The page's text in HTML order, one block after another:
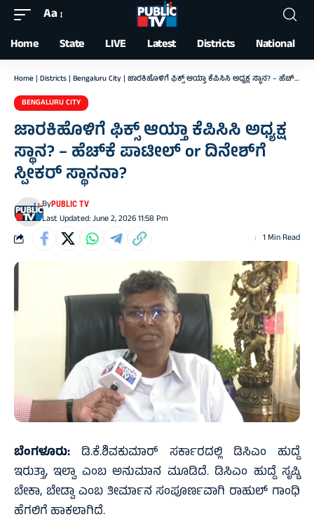
Font
Resizer
Aa
Home State LIVE Latest Districts National
Home | Districts | Bengaluru City | ಜಾರಕಿಹೊಳಿಗೆ ಫಿಕ್ಸ್ ಆಯ್ತಾ ಕೆಪಿಸಿಸಿ ಅಧ್ಯಕ್ಷ ಸ್ಥಾನ? – ಹೆಚ್‌ಕೆ ಪಾಟೀಲ್ or ದಿನೇಶ್‌ಗೆ ಸ್ಪೀಕರ್ ಸ್ಥಾನನಾ?
BENGALURU CITY
ಜಾರಕಿಹೊಳಿಗೆ ಫಿಕ್ಸ್ ಆಯ್ತಾ ಕೆಪಿಸಿಸಿ ಅಧ್ಯಕ್ಷ
ಸ್ಥಾನ? – ಹೆಚ್‌ಕೆ ಪಾಟೀಲ್ or ದಿನೇಶ್‌ಗೆ
ಸ್ಪೀಕರ್ ಸ್ಥಾನನಾ?
Last Updated: June 2, 2026 11:58 Pm
ByPUBLIC TV
1 Min Read
ಬೆಂಗಳೂರು: ಡಿ.ಕೆ.ಶಿವಕುಮಾರ್ ಸರ್ಕಾರದಲ್ಲಿ ಡಿಸಿಎಂ ಹುದ್ದೆ
ಇರುತ್ತಾ, ಇಲ್ವಾ ಎಂಬ ಅನುಮಾನ ಮೂಡಿದೆ. ಡಿಸಿಎಂ ಹುದ್ದೆ ಸೃಷ್ಟಿ
ಬೇಕಾ, ಬೇಡ್ವಾ ಎಂಬ ತೀರ್ಮಾನ ಸಂಪೂರ್ಣವಾಗಿ ರಾಹುಲ್ ಗಾಂಧಿ
ಹೆಗಲಿಗೆ ಹಾಕಲಾಗಿದೆ.